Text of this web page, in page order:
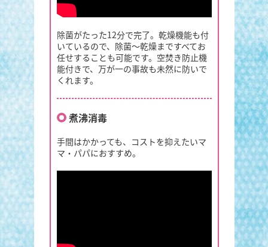
除菌がたった12分で完了。乾燥機能も付
いているので、除菌～乾燥まですべてお
任せすることも可能です。空焚き防止機
能付きで、万が一の事故も未然に防いで
くれます。
煮沸消毒
手間はかかっても、コストを抑えたいマ
マ・パパにおすすめ。